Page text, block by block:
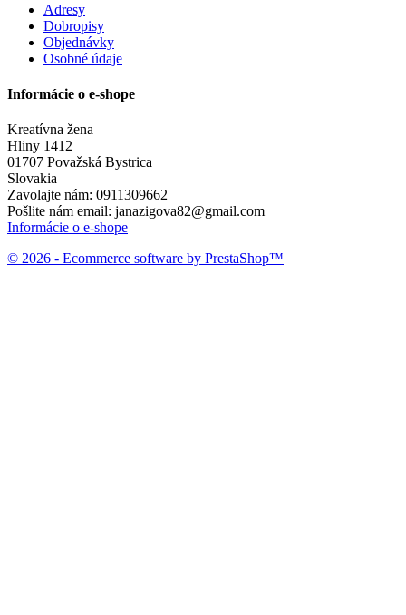
Adresy
Dobropisy
Objednávky
Osobné údaje
Informácie o e-shope
Kreatívna žena
Hliny 1412
01707 Považská Bystrica
Slovakia
Zavolajte nám: 0911309662
Pošlite nám email: janazigova82@gmail.com
Informácie o e-shope
© 2026 - Ecommerce software by PrestaShop™